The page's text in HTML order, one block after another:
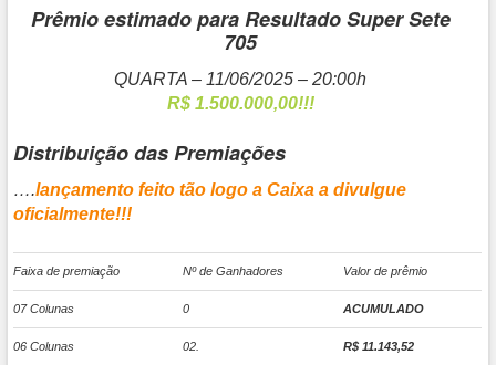
Prêmio estimado para Resultado Super Sete
705
QUARTA – 11/06/2025 – 20:00h
R$ 1.500.000,00!!!
Distribuição das Premiações
….lançamento feito tão logo a Caixa a divulgue
oficialmente!!!
Faixa de premiação Nº de Ganhadores Valor de prêmio
07 Colunas 0 ACUMULADO
06 Colunas 02. R$ 11.143,52